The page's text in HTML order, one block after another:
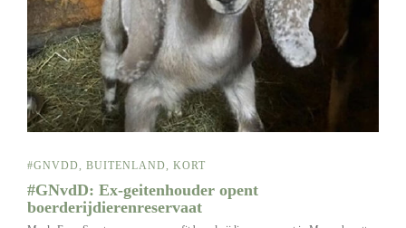
#GNVDD, BUITENLAND, KORT
#GNvdD: Ex-geitenhouder opent
boerderijdierenreservaat